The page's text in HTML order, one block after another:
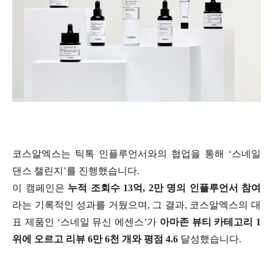
코스알엑스는 틱톡 인플루언서와의 협업을 통해 ‘스네일
댄스 챌린지’를 진행했습니다.
이 캠페인은 누적 조회수 13억, 2만 명의 인플루언서 참여
라는 기록적인 성과를 거뒀으며, 그 결과, 코스알엑스의 대
표 제품인 ‘스네일 뮤신 에센스’가 아마존 뷰티 카테고리 1
위에 오르고 리뷰 6만 6천 개와 평점 4.6 달성했습니다.